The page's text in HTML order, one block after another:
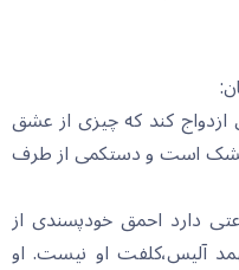
کند که چیزی از عشق
خشک است و دستکمی از طرف
دارد احمق خودپسندی از
آلیس،کلفت او نیست. او